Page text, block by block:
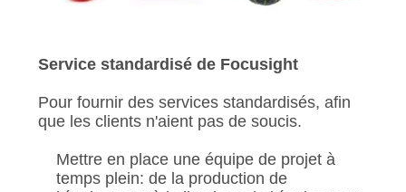
Service standardisé de Focusight
Pour fournir des services standardisés, afin
que les clients n'aient pas de soucis.
Mettre en place une équipe de projet à
temps plein: de la production de